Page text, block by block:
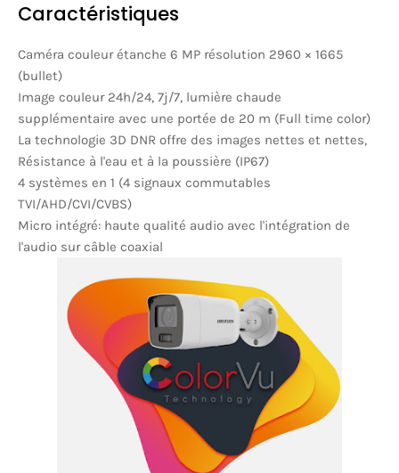
Caractéristiques
Caméra couleur étanche 6 MP résolution 2960 × 1665
(bullet)
Image couleur 24h/24, 7j/7, lumière chaude
supplémentaire avec une portée de 20 m (Full time color)
La technologie 3D DNR offre des images nettes et nettes,
Résistance à l'eau et à la poussière (IP67)
4 systèmes en 1 (4 signaux commutables
TVI/AHD/CVI/CVBS)
Micro intégré: haute qualité audio avec l'intégration de
l'audio sur câble coaxial